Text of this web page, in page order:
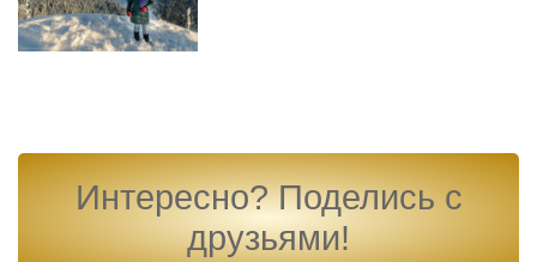
Интересно? Поделись с
друзьями!